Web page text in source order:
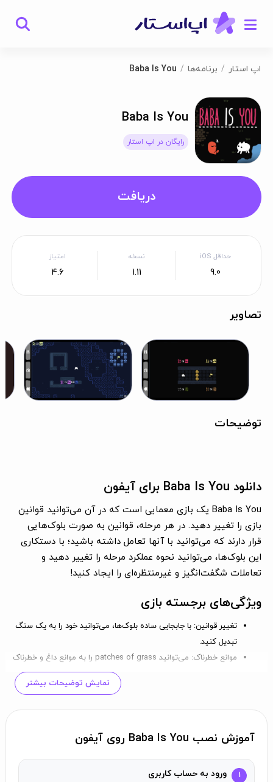
اپ استار برنامه‌ها Baba Is You
Baba Is You
رایگان در اپ استار
دریافت
حداقل iOS
9.0
نسخه
1.11
امتیاز
4.6
تصاویر
توضیحات
دانلود Baba Is You برای آیفون
Baba Is You یک بازی معمایی است که در آن می‌توانید قوانین
بازی را تغییر دهید. در هر مرحله، قوانین به صورت بلوک‌هایی
قرار دارند که می‌توانید با آنها تعامل داشته باشید؛ با دستکاری
این بلوک‌ها، می‌توانید نحوه عملکرد مرحله را تغییر دهید و
تعاملات شگفت‌انگیز و غیرمنتظره‌ای را ایجاد کنید!
ویژگی‌های برجسته بازی
تغییر قوانین: با جابجایی ساده بلوک‌ها، می‌توانید خود را به یک سنگ
تبدیل کنید.
موانع خطرناک:
می‌توانید patches of grass را به موانع داغ و خطرناک
حتی می‌توانید هدفی که برای رسیدن به آن نیاز
کنید و ذهن خود را به چالش بکشید!
نمایش توضیحات بیشتر
آموزش نصب Baba Is You روی آیفون
۱ ورود به حساب کاربری